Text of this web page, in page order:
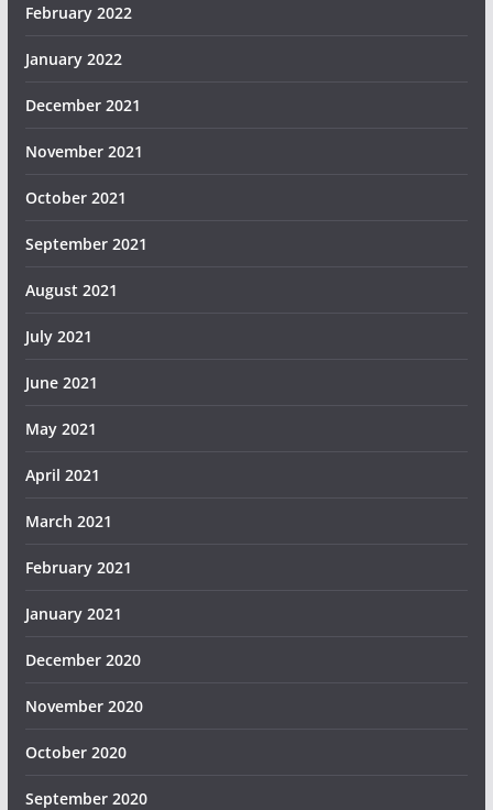
February 2022
January 2022
December 2021
November 2021
October 2021
September 2021
August 2021
July 2021
June 2021
May 2021
April 2021
March 2021
February 2021
January 2021
December 2020
November 2020
October 2020
September 2020